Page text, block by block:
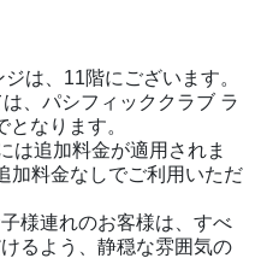
は、11階にございます。
、パシフィッククラブ ラ
なります。
は追加料金が適用されま
加料金なしでご利用いただ
様連れのお客様は、すべ
るよう、静穏な雰囲気の